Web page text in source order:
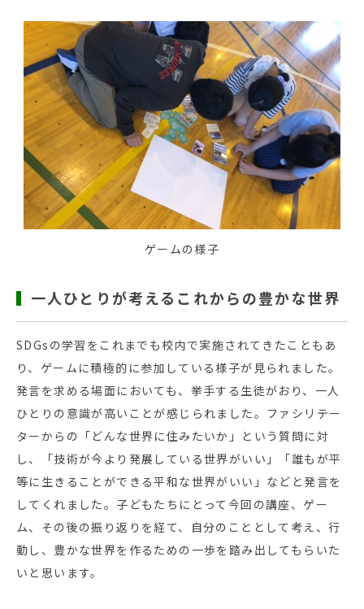
ゲームの様子
一人ひとりが考えるこれからの豊かな世界
SDGsの学習をこれまでも校内で実施されてきたこともあ
り、ゲームに積極的に参加している様子が見られました。
発言を求める場面においても、挙手する生徒がおり、一人
ひとりの意識が高いことが感じられました。ファシリテー
ターからの「どんな世界に住みたいか」という質問に対
し、「技術が今より発展している世界がいい」「誰もが平
等に生きることができる平和な世界がいい」などと発言を
してくれました。子どもたちにとって今回の講座、ゲー
ム、その後の振り返りを経て、自分のこととして考え、行
動し、豊かな世界を作るための一歩を踏み出してもらいた
いと思います。